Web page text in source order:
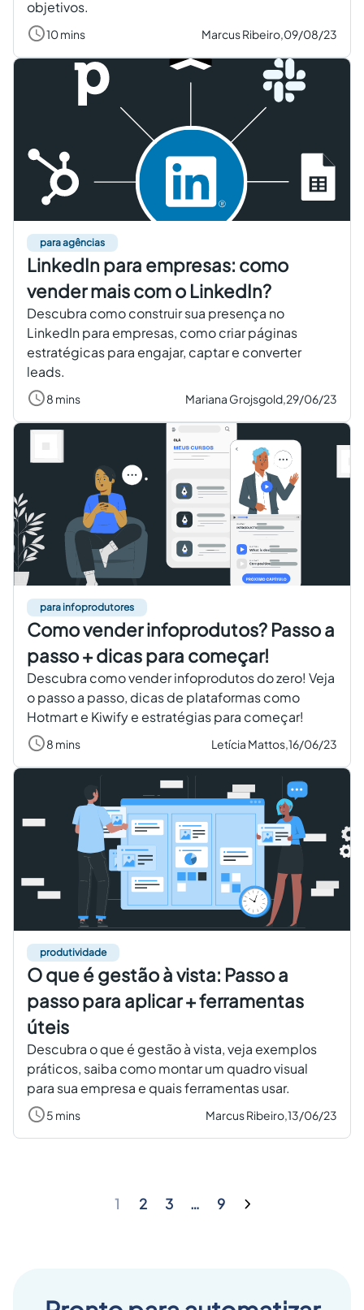
objetivos.
10 mins Marcus Ribeiro,09/08/23
para agências
LinkedIn para empresas: como
vender mais com o LinkedIn?
Descubra como construir sua presença no
LinkedIn para empresas, como criar páginas
estratégicas para engajar, captar e converter
leads.
8 mins Mariana Grojsgold,29/06/23
para infoprodutores
Como vender infoprodutos? Passo a
passo + dicas para começar!
Descubra como vender infoprodutos do zero! Veja
o passo a passo, dicas de plataformas como
Hotmart e Kiwify e estratégias para começar!
8 mins Letícia Mattos,16/06/23
produtividade
O que é gestão à vista: Passo a
passo para aplicar + ferramentas
úteis
Descubra o que é gestão à vista, veja exemplos
práticos, saiba como montar um quadro visual
para sua empresa e quais ferramentas usar.
5 mins Marcus Ribeiro,13/06/23
1 2 3 … 9